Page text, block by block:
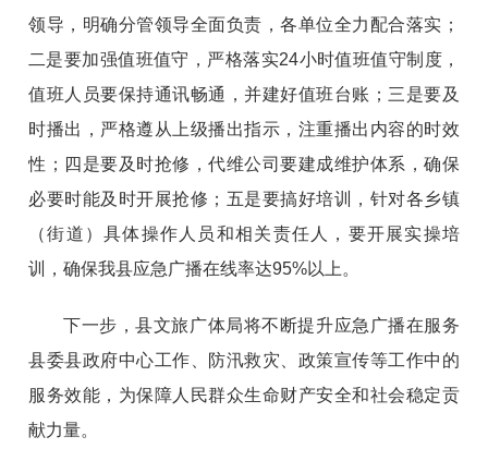
领导，明确分管领导全面负责，各单位全力配合落实；
二是要加强值班值守，严格落实24小时值班值守制度，
值班人员要保持通讯畅通，并建好值班台账；三是要及
时播出，严格遵从上级播出指示，注重播出内容的时效
性；四是要及时抢修，代维公司要建成维护体系，确保
必要时能及时开展抢修；五是要搞好培训，针对各乡镇
（街道）具体操作人员和相关责任人，要开展实操培
训，确保我县应急广播在线率达95%以上。
下一步，县文旅广体局将不断提升应急广播在服务
县委县政府中心工作、防汛救灾、政策宣传等工作中的
服务效能，为保障人民群众生命财产安全和社会稳定贡
献力量。